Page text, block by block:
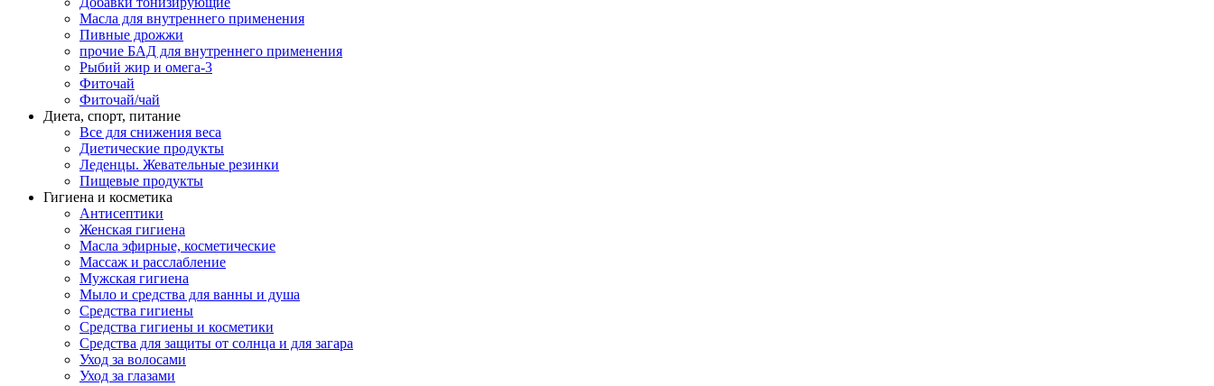
Масла для внутреннего применения
Пивные дрожжи
прочие БАД для внутреннего применения
Рыбий жир и омега-3
Фиточай
Фиточай/чай
Диета, спорт, питание
Все для снижения веса
Диетические продукты
Леденцы. Жевательные резинки
Пищевые продукты
Гигиена и косметика
Антисептики
Женская гигиена
Масла эфирные, косметические
Массаж и расслабление
Мужская гигиена
Мыло и средства для ванны и душа
Средства гигиены
Средства гигиены и косметики
Средства для защиты от солнца и для загара
Уход за волосами
Уход за глазами